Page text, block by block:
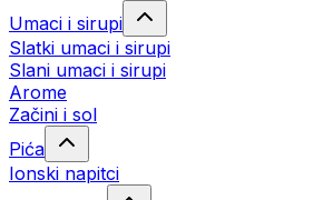
Umaci i sirupi
Slatki umaci i sirupi
Slani umaci i sirupi
Arome
Začini i sol
Pića
Ionski napitci